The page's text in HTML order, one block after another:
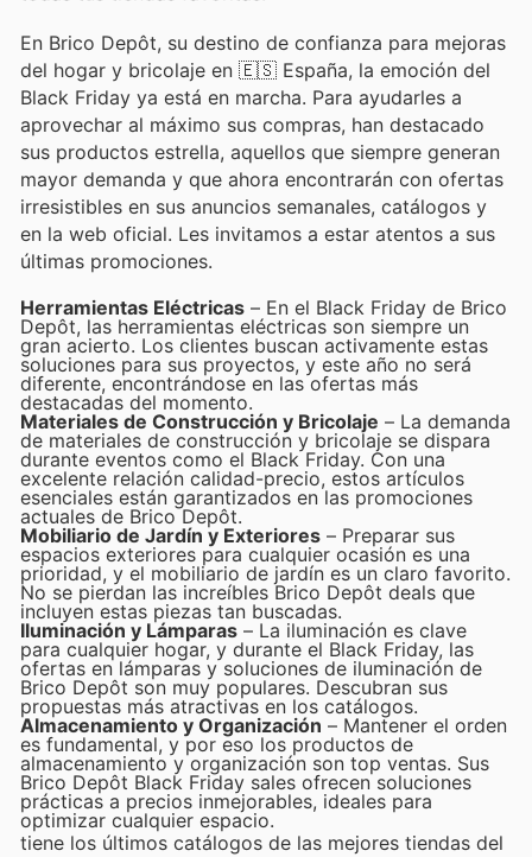
En Brico Depôt, su destino de confianza para mejoras
del hogar y bricolaje en 🇪🇸 España, la emoción del
Black Friday ya está en marcha. Para ayudarles a
aprovechar al máximo sus compras, han destacado
sus productos estrella, aquellos que siempre generan
mayor demanda y que ahora encontrarán con ofertas
irresistibles en sus anuncios semanales, catálogos y
en la web oficial. Les invitamos a estar atentos a sus
últimas promociones.
Herramientas Eléctricas – En el Black Friday de Brico
Depôt, las herramientas eléctricas son siempre un
gran acierto. Los clientes buscan activamente estas
soluciones para sus proyectos, y este año no será
diferente, encontrándose en las ofertas más
destacadas del momento.
Materiales de Construcción y Bricolaje – La demanda
de materiales de construcción y bricolaje se dispara
durante eventos como el Black Friday. Con una
excelente relación calidad-precio, estos artículos
esenciales están garantizados en las promociones
actuales de Brico Depôt.
Mobiliario de Jardín y Exteriores – Preparar sus
espacios exteriores para cualquier ocasión es una
prioridad, y el mobiliario de jardín es un claro favorito.
No se pierdan las increíbles Brico Depôt deals que
incluyen estas piezas tan buscadas.
Iluminación y Lámparas – La iluminación es clave
para cualquier hogar, y durante el Black Friday, las
ofertas en lámparas y soluciones de iluminación de
Brico Depôt son muy populares. Descubran sus
propuestas más atractivas en los catálogos.
Almacenamiento y Organización – Mantener el orden
es fundamental, y por eso los productos de
almacenamiento y organización son top ventas. Sus
Brico Depôt Black Friday sales ofrecen soluciones
prácticas a precios inmejorables, ideales para
optimizar cualquier espacio.
tiene los últimos catálogos de las mejores tiendas del